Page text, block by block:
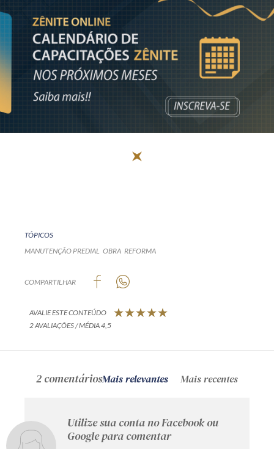
TÓPICOS
MANUTENÇÃO PREDIAL OBRA REFORMA
COMPARTILHAR
AVALIE ESTE CONTEÚDO
2 AVALIAÇÕES / MÉDIA 4,5
2 comentáriosMais relevantes Mais recentes
Utilize sua conta no Facebook ou
Google para comentar